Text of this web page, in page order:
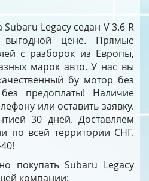
Legacy седан V 3.6 R
цене. Прямые
с разборок из Европы,
марок авто. У нас вы
бу мотор без
предоплаты! Наличие
или оставить заявку.
30 дней. Доставляем
по всей территории СНГ.
покупать Subaru Legacy
компании: